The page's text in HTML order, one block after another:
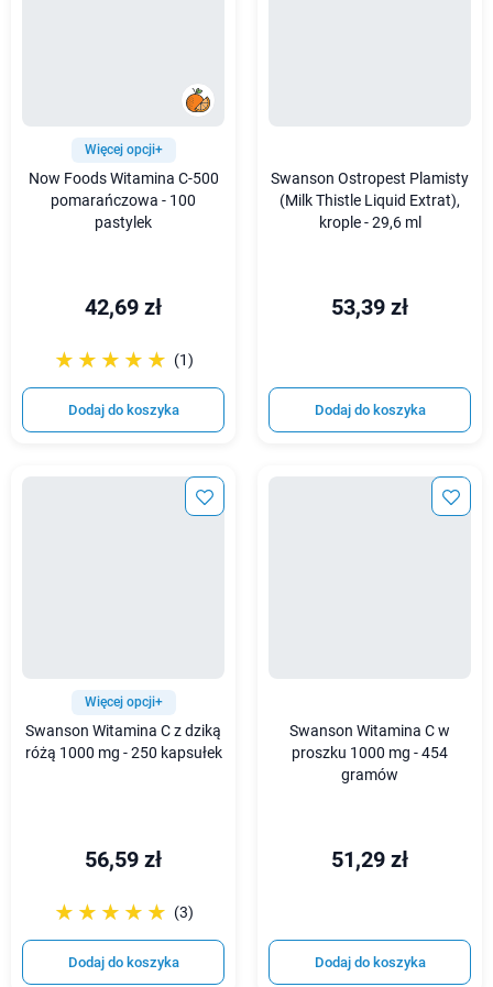
Więcej opcji+
Now Foods Witamina C-500
pomarańczowa - 100
pastylek
42,69 zł
☆☆☆☆☆
★★★★★ (1)
Dodaj do koszyka
Swanson Ostropest Plamisty
(Milk Thistle Liquid Extrat),
krople - 29,6 ml
53,39 zł
Dodaj do koszyka
Więcej opcji+
Swanson Witamina C z dziką
różą 1000 mg - 250 kapsułek
56,59 zł
☆☆☆☆☆
★★★★★ (3)
Dodaj do koszyka
Swanson Witamina C w
proszku 1000 mg - 454
gramów
51,29 zł
Dodaj do koszyka